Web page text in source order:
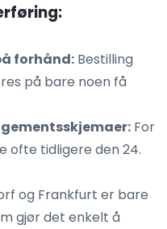
forhånd: Bestilling
på bare noen få
For
ofte tidligere den 24.
og Frankfurt er bare
gjør det enkelt å